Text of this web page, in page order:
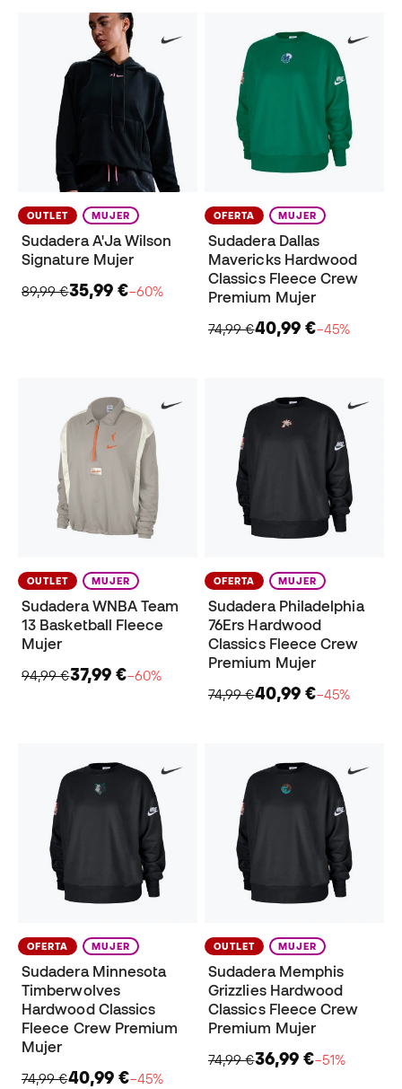
OUTLET MUJER
Sudadera A'Ja Wilson
Signature Mujer
89,99 €35,99 €−60%
OFERTA MUJER
Sudadera Dallas
Mavericks Hardwood
Classics Fleece Crew
Premium Mujer
74,99 €40,99 €−45%
OUTLET MUJER
Sudadera WNBA Team
13 Basketball Fleece
Mujer
94,99 €37,99 €−60%
OFERTA MUJER
Sudadera Philadelphia
76Ers Hardwood
Classics Fleece Crew
Premium Mujer
74,99 €40,99 €−45%
OFERTA MUJER
Sudadera Minnesota
Timberwolves
Hardwood Classics
Fleece Crew Premium
Mujer
74,99 €40,99 €−45%
OUTLET MUJER
Sudadera Memphis
Grizzlies Hardwood
Classics Fleece Crew
Premium Mujer
74,99 €36,99 €−51%